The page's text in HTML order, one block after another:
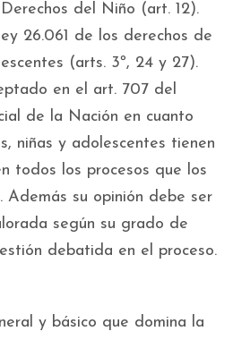
del Niño (art. 12).
26.061 de los derechos de
(arts. 3º, 24 y 27).
en el art. 707 del
de la Nación en cuanto
niñas y adolescentes tienen
todos los procesos que los
Además su opinión debe ser
según su grado de
debatida en el proceso.
y básico que domina la